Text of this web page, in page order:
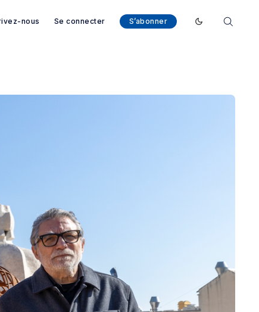
nous Se connecter S’abonner
Enable dark mode
- Magazine